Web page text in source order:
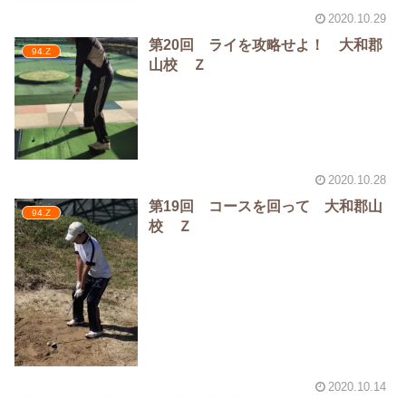
2020.10.29
94.Z
第20回 ライを攻略せよ！ 大和郡
山校 Ｚ
2020.10.28
94.Z
第19回 コースを回って 大和郡山
校 Ｚ
2020.10.14